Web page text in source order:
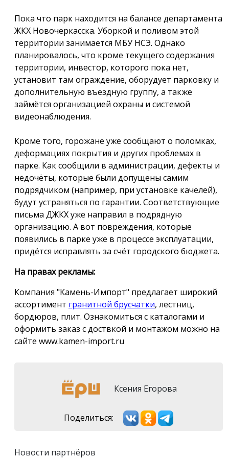
Пока что парк находится на балансе департамента
ЖКХ Новочеркасска. Уборкой и поливом этой
территории занимается МБУ НСЭ. Однако
планировалось, что кроме текущего содержания
территории, инвестор, которого пока нет,
установит там ограждение, оборудует парковку и
дополнительную въездную группу, а также
займётся организацией охраны и системой
видеонаблюдения.
Кроме того, горожане уже сообщают о поломках,
деформациях покрытия и других проблемах в
парке. Как сообщили в администрации, дефекты и
недочёты, которые были допущены самим
подрядчиком (например, при установке качелей),
будут устраняться по гарантии. Соответствующие
письма ДЖКХ уже направил в подрядную
организацию. А вот повреждения, которые
появились в парке уже в процессе эксплуатации,
придётся исправлять за счёт городского бюджета.
На правах рекламы:
Компания "Камень-Импорт" предлагает широкий
ассортимент гранитной брусчатки, лестниц,
бордюров, плит. Ознакомиться с каталогами и
оформить заказ с доствкой и монтажом можно на
сайте www.kamen-import.ru
Ксения Егорова
Поделиться:
Новости партнёров